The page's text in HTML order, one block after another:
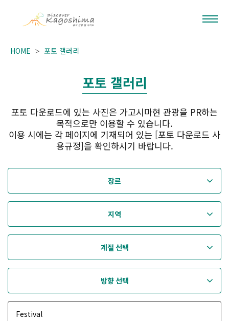
HOME 포토 갤러리
포토 갤러리
포토 다운로드에 있는 사진은 가고시마현 관광을 PR하는
목적으로만 이용할 수 있습니다.
이용 시에는 각 페이지에 기재되어 있는 [포토 다운로드 사
용규정]을 확인하시기 바랍니다.
장르
지역
계절 선택
방향 선택